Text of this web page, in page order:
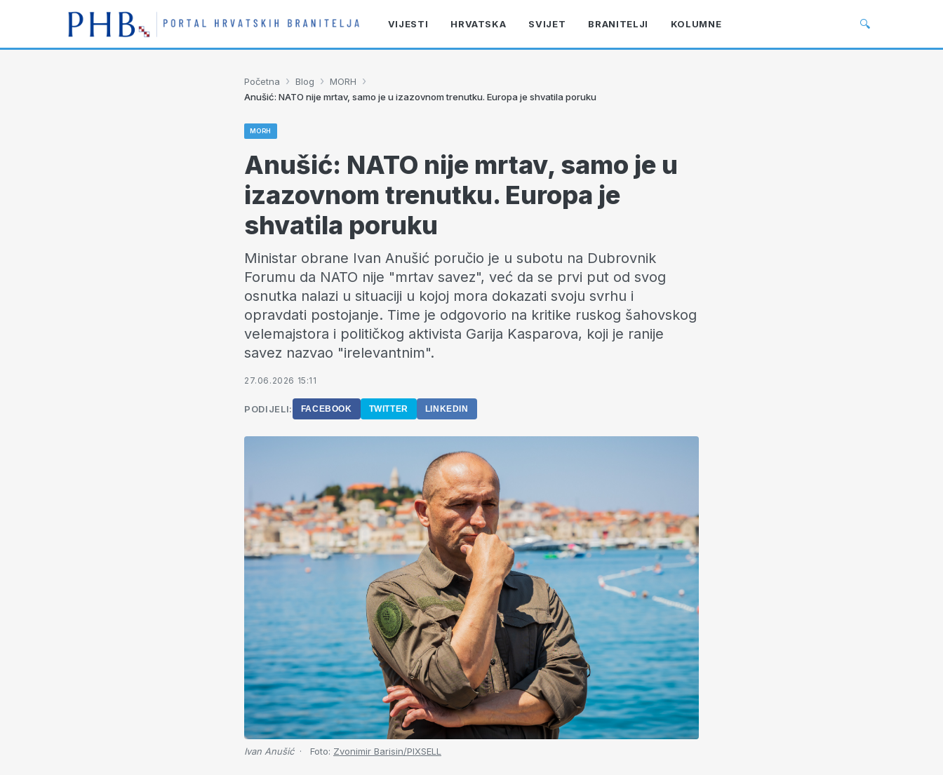
VIJESTI HRVATSKA SVIJET BRANITELJI KOLUMNE 🔍
Početna › Blog › MORH ›
Anušić: NATO nije mrtav, samo je u izazovnom trenutku. Europa je shvatila poruku
MORH
Anušić: NATO nije mrtav, samo je u
izazovnom trenutku. Europa je
shvatila poruku
Ministar obrane Ivan Anušić poručio je u subotu na Dubrovnik
Forumu da NATO nije "mrtav savez", već da se prvi put od svog
osnutka nalazi u situaciji u kojoj mora dokazati svoju svrhu i
opravdati postojanje. Time je odgovorio na kritike ruskog šahovskog
velemajstora i političkog aktivista Garija Kasparova, koji je ranije
savez nazvao "irelevantnim".
27.06.2026 15:11
PODIJELI: FACEBOOK TWITTER LINKEDIN
Ivan Anušić Foto: Zvonimir Barisin/PIXSELL